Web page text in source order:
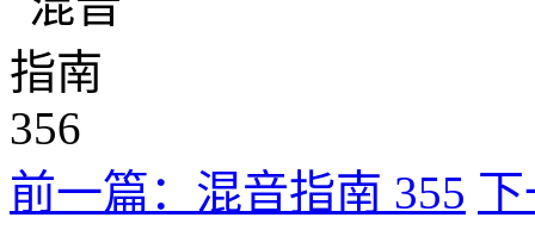
前一篇：混音指南 355